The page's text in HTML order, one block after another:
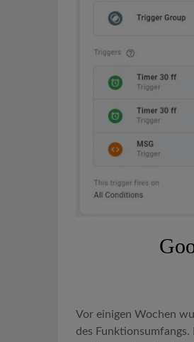
Vor einigen Wochen
des Funktionsumfangs.